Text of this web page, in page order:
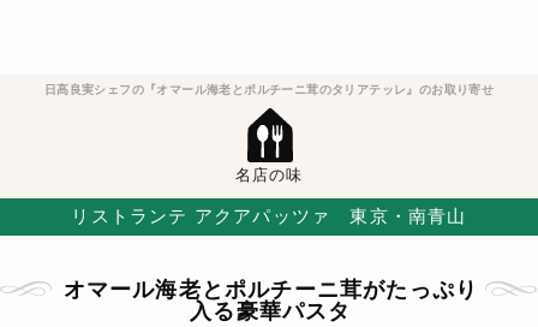
名店の味
日髙良実シェフの『オマール海老とポルチーニ茸のタリアテッレ』のお取り寄せ
リストランテ アクアパッツァ 東京・南青山
オマール海老とポルチーニ茸がたっぷり
入る豪華パスタ